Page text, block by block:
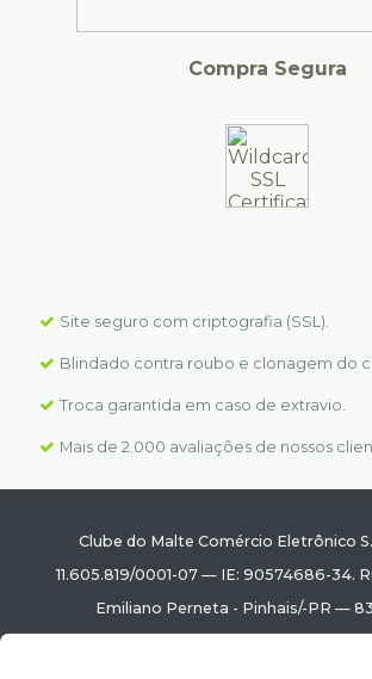
Compra Segura
Site seguro com criptografia (SSL).
Blindado contra roubo e clonagem do
Troca garantida em caso de extravio.
Mais de 2.000 avaliações de nossos
Clube do Malte Comércio Eletrônico
11.605.819/0001-07— IE: 90574686-34.
Emiliano Perneta - Pinhais/-PR —